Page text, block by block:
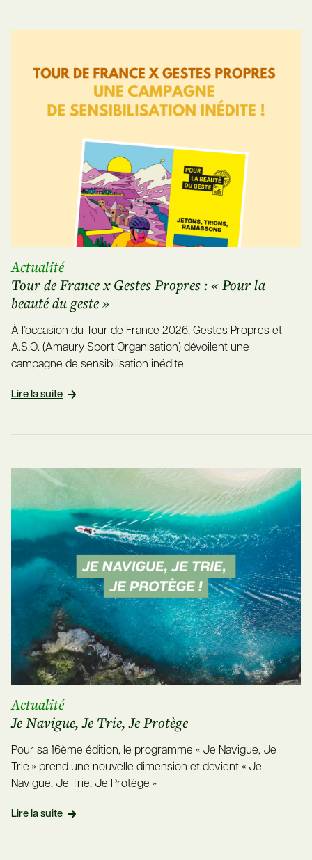
Actualité
Tour de France x Gestes Propres : « Pour la
beauté du geste »
À l’occasion du Tour de France 2026, Gestes Propres et
A.S.O. (Amaury Sport Organisation) dévoilent une
campagne de sensibilisation inédite.
Lire la suite
Actualité
Je Navigue, Je Trie, Je Protège
Pour sa 16ème édition, le programme « Je Navigue, Je
Trie » prend une nouvelle dimension et devient « Je
Navigue, Je Trie, Je Protège »
Lire la suite